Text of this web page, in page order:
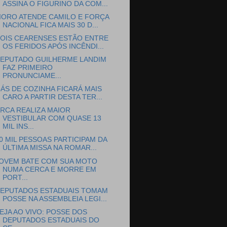
ASSINA O FIGURINO DA COM...
ATENDE CAMILO E FORÇA
NACIONAL FICA MAIS 30 D...
CEARENSES ESTÃO ENTRE
OS FERIDOS APÓS INCÊNDI...
GUILHERME LANDIM
FAZ PRIMEIRO
PRONUNCIAME...
DE COZINHA FICARÁ MAIS
CARO A PARTIR DESTA TER...
REALIZA MAIOR
VESTIBULAR COM QUASE 13
MIL INS...
MIL PESSOAS PARTICIPAM DA
ÚLTIMA MISSA NA ROMAR...
BATE COM SUA MOTO
NUMA CERCA E MORRE EM
PORT...
ESTADUAIS TOMAM
POSSE NA ASSEMBLEIA LEGI...
AO VIVO: POSSE DOS
DEPUTADOS ESTADUAIS DO